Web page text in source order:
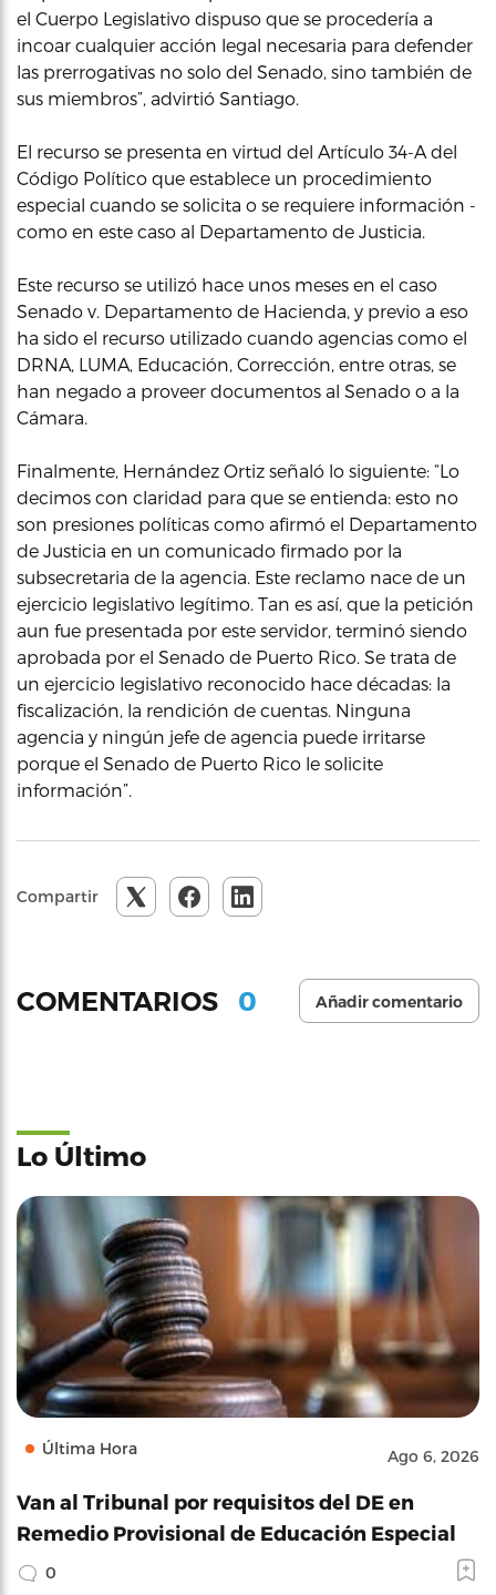
el Cuerpo Legislativo dispuso que se procedería a
incoar cualquier acción legal necesaria para defender
las prerrogativas no solo del Senado, sino también de
sus miembros”, advirtió Santiago.
El recurso se presenta en virtud del Artículo 34-A del
Código Político que establece un procedimiento
especial cuando se solicita o se requiere información -
como en este caso al Departamento de Justicia.
Este recurso se utilizó hace unos meses en el caso
Senado v. Departamento de Hacienda, y previo a eso
ha sido el recurso utilizado cuando agencias como el
DRNA, LUMA, Educación, Corrección, entre otras, se
han negado a proveer documentos al Senado o a la
Cámara.
Finalmente, Hernández Ortiz señaló lo siguiente: “Lo
decimos con claridad para que se entienda: esto no
son presiones políticas como afirmó el Departamento
de Justicia en un comunicado firmado por la
subsecretaria de la agencia. Este reclamo nace de un
ejercicio legislativo legítimo. Tan es así, que la petición
aun fue presentada por este servidor, terminó siendo
aprobada por el Senado de Puerto Rico. Se trata de
un ejercicio legislativo reconocido hace décadas: la
fiscalización, la rendición de cuentas. Ninguna
agencia y ningún jefe de agencia puede irritarse
porque el Senado de Puerto Rico le solicite
información”.
Compartir
COMENTARIOS 0 Añadir comentario
Lo Último
Última Hora Ago 6, 2026
Van al Tribunal por requisitos del DE en
Remedio Provisional de Educación Especial
0